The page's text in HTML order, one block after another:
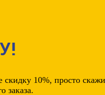
скидку 10%, просто
заказа.